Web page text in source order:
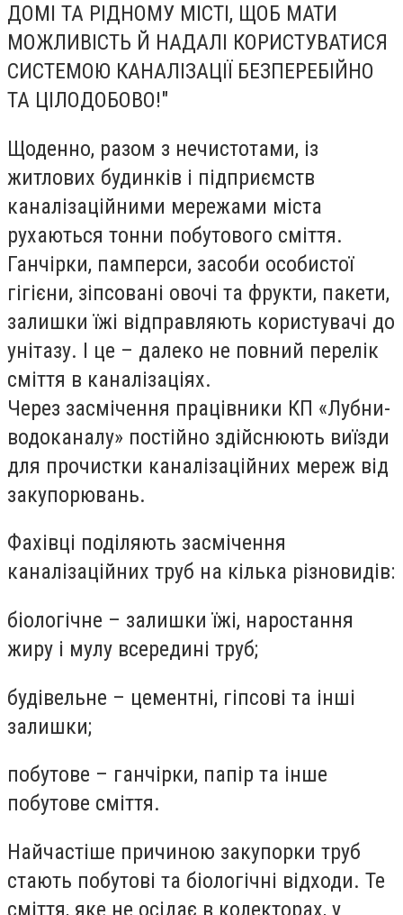
ДОМІ ТА РІДНОМУ МІСТІ, ЩОБ МАТИ
МОЖЛИВІСТЬ Й НАДАЛІ КОРИСТУВАТИСЯ
СИСТЕМОЮ КАНАЛІЗАЦІЇ БЕЗПЕРЕБІЙНО
ТА ЦІЛОДОБОВО!"
Щоденно, разом з нечистотами, із
житлових будинків і підприємств
каналізаційними мережами міста
рухаються тонни побутового сміття.
Ганчірки, памперси, засоби особистої
гігієни, зіпсовані овочі та фрукти, пакети,
залишки їжі відправляють користувачі до
унітазу. І це – далеко не повний перелік
сміття в каналізаціях.
Через засмічення працівники КП «Лубни-
водоканалу» постійно здійснюють виїзди
для прочистки каналізаційних мереж від
закупорювань.
Фахівці поділяють засмічення
каналізаційних труб на кілька різновидів:
біологічне – залишки їжі, наростання
жиру і мулу всередині труб;
будівельне – цементні, гіпсові та інші
залишки;
побутове – ганчірки, папір та інше
побутове сміття.
Найчастіше причиною закупорки труб
стають побутові та біологічні відходи. Те
сміття, яке не осідає в колекторах, у